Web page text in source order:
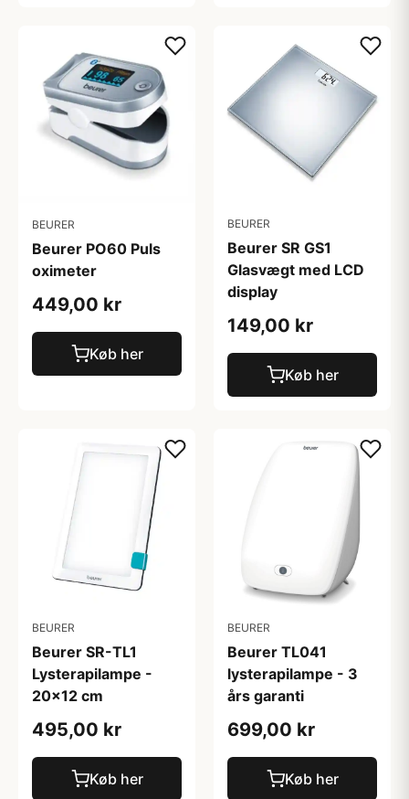
BEURER
Beurer PO60 Puls
oximeter
449,00 kr
Køb her
BEURER
Beurer SR GS1
Glasvægt med LCD
display
149,00 kr
Køb her
BEURER
Beurer SR-TL1
Lysterapilampe -
20x12 cm
495,00 kr
Køb her
BEURER
Beurer TL041
lysterapilampe - 3
års garanti
699,00 kr
Køb her